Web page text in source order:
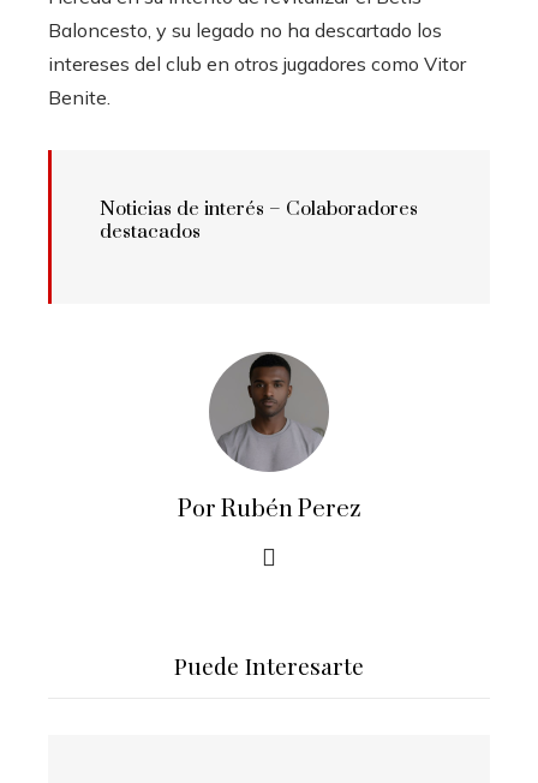
Baloncesto, y su legado no ha descartado los
intereses del club en otros jugadores como Vitor
Benite.
Noticias de interés – Colaboradores
destacados
Por Rubén Perez
Puede Interesarte